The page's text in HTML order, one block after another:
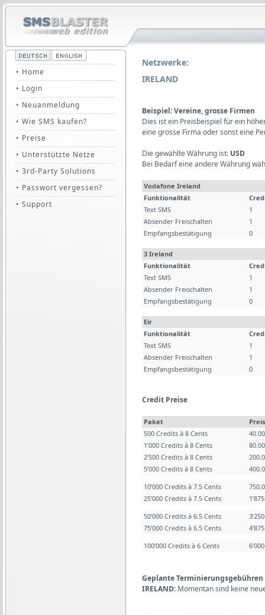
• Home
• Login
• Neuanmeldung
• Wie SMS kaufen?
• Preise
• Unterstützte Netze
• 3rd-Party Solutions
• Passwort vergessen?
• Support
Netzwerke:
IRELAND
Beispiel: Vereine, grosse Firmen
Dies ist ein Preisbeispiel für ein
eine grosse Firma oder sonst eine
Die gewählte Währung ist: USD
Bei Bedarf eine andere Währung
Vodafone Ireland
Funktionalität
Text SMS
1
Absender Freischalten
1
Empfangsbestätigung
0
3 Ireland
Funktionalität
Text SMS
1
Absender Freischalten
1
Empfangsbestätigung
0
Eir
Funktionalität
Text SMS
1
Absender Freischalten
1
Empfangsbestätigung
0
Credit Preise
Paket
Preis
500 Credits à 8 Cents
1’000 Credits à 8 Cents
2’500 Credits à 8 Cents
5’000 Credits à 8 Cents
10’000 Credits à 7.5 Cents
25’000 Credits à 7.5 Cents
50’000 Credits à 6.5 Cents
75’000 Credits à 6.5 Cents
100’000 Credits à 6 Cents
Geplante
IRELAND: Momentan sind keine